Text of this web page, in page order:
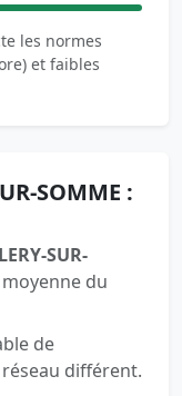
les normes
et faibles
SOMME :
SUR-
du
de
différent.